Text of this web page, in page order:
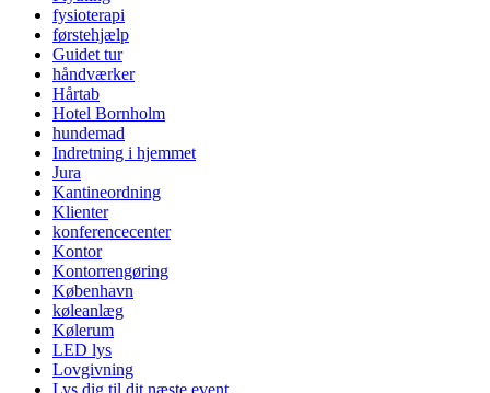
fysioterapi
førstehjælp
Guidet tur
håndværker
Hårtab
Hotel Bornholm
hundemad
Indretning i hjemmet
Jura
Kantineordning
Klienter
konferencecenter
Kontor
Kontorrengøring
København
køleanlæg
Kølerum
LED lys
Lovgivning
Lys dig til dit næste event